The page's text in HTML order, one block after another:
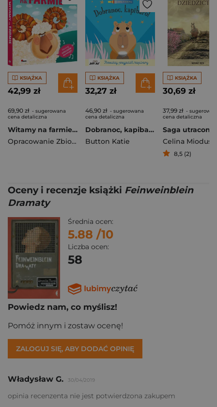
KSIĄŻKA
42,99 zł
69,90 zł - sugerowana
cena detaliczna
Witamy na farmie. Zwierzęta pop-up. Książka dźwiękowa
Opracowanie Zbiorowe
KSIĄŻKA
32,27 zł
46,90 zł - sugerowana
cena detaliczna
Dobranoc, kapibaro!
Button Katie
KSIĄŻKA
30,69 zł
37,99 zł -
cena detaliczna
8,5 (2)
Oceny i recenzje książki Feinweinblein
Dramaty
Średnia ocen:
5.88 /10
Liczba ocen:
58
Powiedz nam, co myślisz!
Pomóż innym i zostaw ocenę!
ZALOGUJ SIĘ, ABY DODAĆ OPINIĘ
Władysław G. 30/04/2019
opinia recenzenta nie jest potwierdzona zakupem